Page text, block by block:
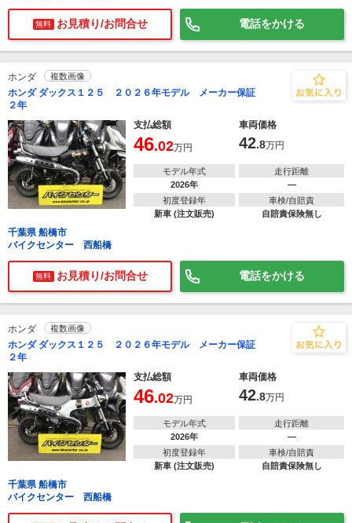
無料 お見積り/お問合せ 電話をかける
ホンダ 複数画像
ホンダ ダックス１２５ ２０２６年モデル メーカー保証
２年
支払総額
車両価格
46.02万円 42.8万円
モデル年式
2026年
走行距離
―
初度登録年
新車 (注文販売)
車検/自賠責
自賠責保険無し
千葉県 船橋市
バイクセンター 西船橋
無料 お見積り/お問合せ 電話をかける
ホンダ 複数画像
ホンダ ダックス１２５ ２０２６年モデル メーカー保証
２年
支払総額
車両価格
46.02万円 42.8万円
モデル年式
2026年
走行距離
―
初度登録年
新車 (注文販売)
車検/自賠責
自賠責保険無し
千葉県 船橋市
バイクセンター 西船橋